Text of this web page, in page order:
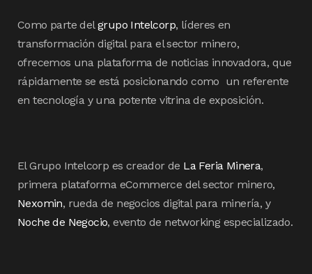
Como parte delgrupo Intelcorp, líderes en
transformación digital para el sector minero,
ofrecemos una plataforma de noticias innovadora, que
rápidamente se está posicionando como un referente
en tecnología y una potente vitrina de exposición.
El Grupo Intelcorp es creador de La Feria Minera,
primera plataforma eCommerce del sector minero,
Nexomin, rueda de negocios digital para minería, y
Noche de Negocio, evento de networking especializado.